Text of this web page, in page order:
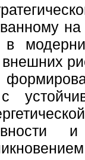
на
с